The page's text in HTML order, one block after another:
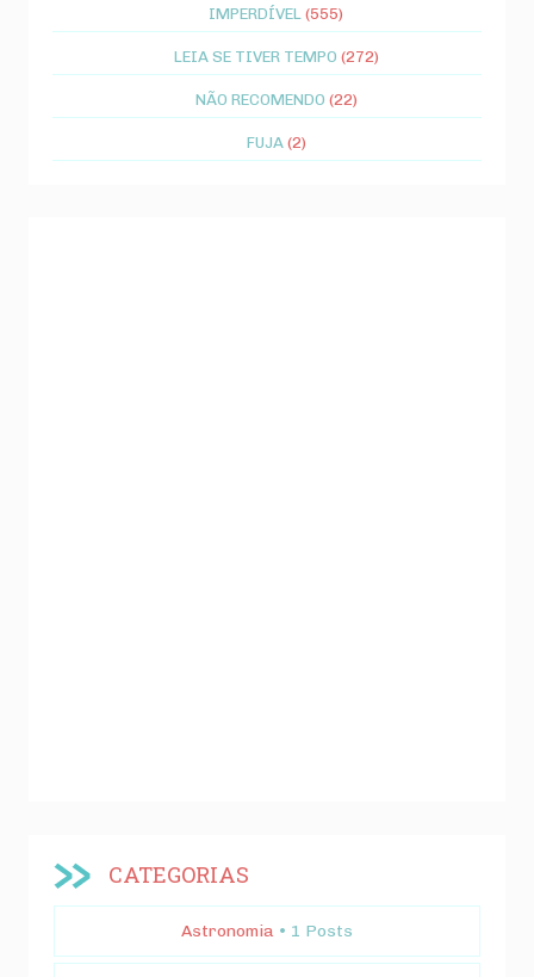
IMPERDÍVEL (555)
LEIA SE TIVER TEMPO (272)
NÃO RECOMENDO (22)
FUJA (2)
CATEGORIAS
Astronomia • 1 Posts